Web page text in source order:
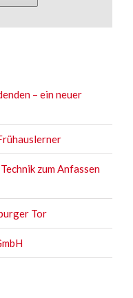
– ein neuer
zum Anfassen
Tor